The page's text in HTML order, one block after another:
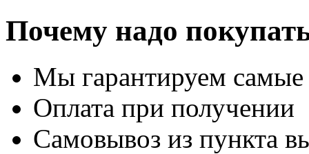
Почему надо
Мы гарантируем
Оплата при получении
Самовывоз из пункта